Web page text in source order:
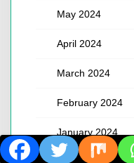
May 2024
April 2024
March 2024
February 2024
January 2024